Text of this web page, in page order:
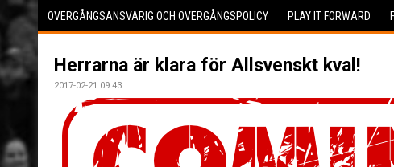
ÖVERGÅNGSANSVARIG OCH ÖVERGÅNGSPOLICY PLAY IT FORWARD
Herrarna är klara för Allsvenskt kval!
2017-02-21 09:43